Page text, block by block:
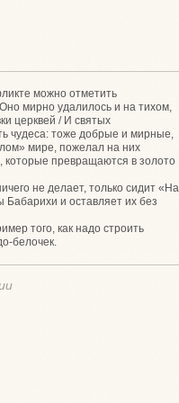
можно отметить
мирно удалилось и на тихом,
церквей / И святых
чудеса: тоже добрые и мирные,
мире, пожелал на них
которые превращаются в золото
не делает, только сидит «На
Бабарихи и оставляет их без
того, как надо строить
белочек.